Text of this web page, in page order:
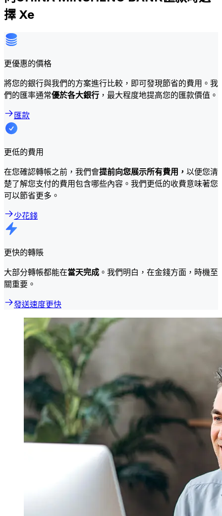
擇 Xe
更優惠的價格
將您的銀行與我們的方案進行比較，即可發現節省的費用。我
們的匯率通常優於各大銀行 ，最大程度地提高您的匯款價值。
匯款
更低的費用
在您確認轉帳之前，我們會提前向您展示所有費用， 以便您清
楚了解您支付的費用包含哪些內容。我們更低的收費意味著您
可以節省更多。
少花錢
更快的轉賬
大部分轉帳都能在當天完成 。我們明白，在金錢方面，時機至
關重要。
發送速度更快